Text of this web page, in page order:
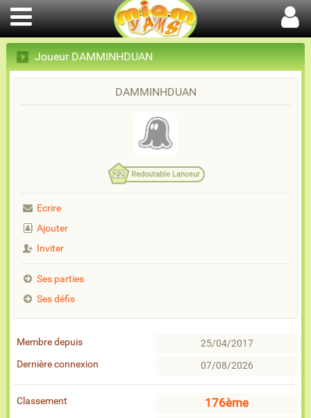
Joueur DAMMINHDUAN
DAMMINHDUAN
22 Redoutable Lanceur
Ecrire
Ajouter
Inviter
Ses parties
Ses défis
Membre depuis
25/04/2017
Dernière connexion
07/08/2026
Classement 176ème